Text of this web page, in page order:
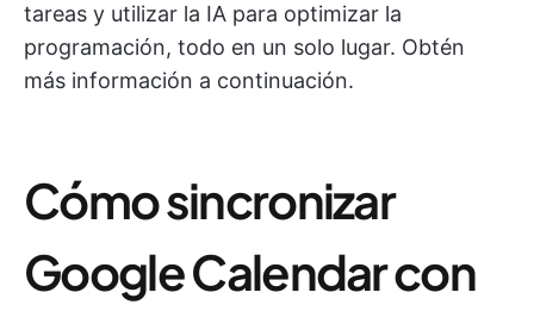
tareas y utilizar la IA para optimizar la
programación, todo en un solo lugar. Obtén
más información a continuación.
Cómo sincronizar
Google Calendar con